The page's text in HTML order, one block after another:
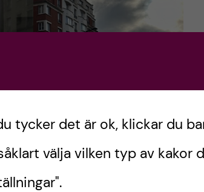
tycker det är ok, klickar du
välja vilken typ av kakor